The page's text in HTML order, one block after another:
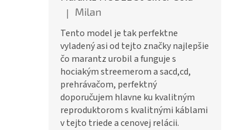
Hodnotenie produktu je 5 z 5 hviezdičiek.
| Milan
Tento model je tak perfektne
vyladený asi od tejto značky najlepšie
čo marantz urobil a funguje s
hociakým streemerom a sacd,cd,
prehrávačom, perfektný
doporučujem hlavne ku kvalitným
reproduktorom s kvalitnými káblami
v tejto triede a cenovej relácii.